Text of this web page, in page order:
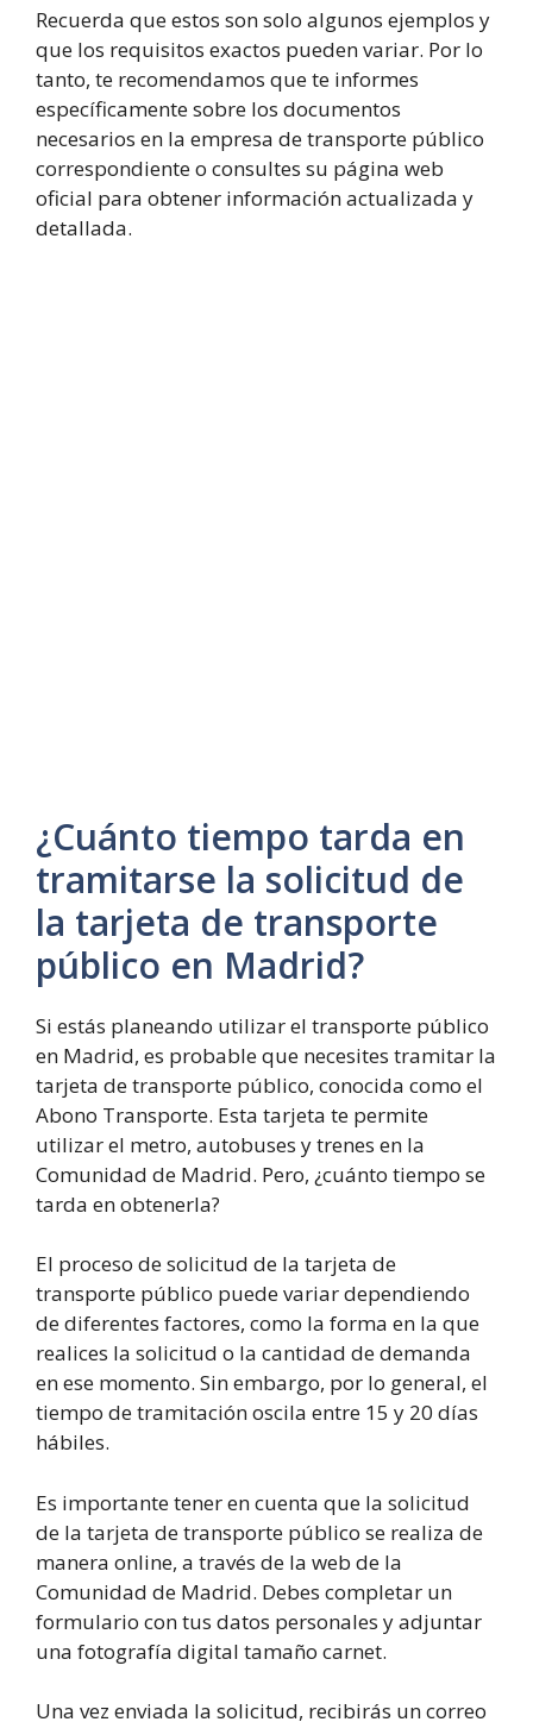
Recuerda que estos son solo algunos ejemplos y
que los requisitos exactos pueden variar. Por lo
tanto, te recomendamos que te informes
específicamente sobre los documentos
necesarios en la empresa de transporte público
correspondiente o consultes su página web
oficial para obtener información actualizada y
detallada.
¿Cuánto tiempo tarda en
tramitarse la solicitud de
la tarjeta de transporte
público en Madrid?
Si estás planeando utilizar el transporte público
en Madrid, es probable que necesites tramitar la
tarjeta de transporte público, conocida como el
Abono Transporte. Esta tarjeta te permite
utilizar el metro, autobuses y trenes en la
Comunidad de Madrid. Pero, ¿cuánto tiempo se
tarda en obtenerla?
El proceso de solicitud de la tarjeta de
transporte público puede variar dependiendo
de diferentes factores, como la forma en la que
realices la solicitud o la cantidad de demanda
en ese momento. Sin embargo, por lo general, el
tiempo de tramitación oscila entre 15 y 20 días
hábiles.
Es importante tener en cuenta que la solicitud
de la tarjeta de transporte público se realiza de
manera online, a través de la web de la
Comunidad de Madrid. Debes completar un
formulario con tus datos personales y adjuntar
una fotografía digital tamaño carnet.
Una vez enviada la solicitud, recibirás un correo